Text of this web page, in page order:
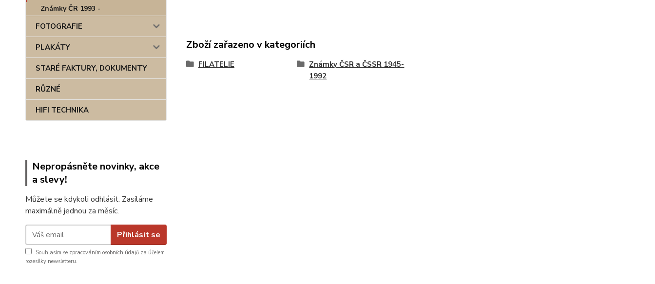
Známky ČR 1993 -
FOTOGRAFIE
PLAKÁTY
STARÉ FAKTURY, DOKUMENTY
RŮZNÉ
HIFI TECHNIKA
Nepropásněte novinky, akce
a slevy!
Můžete se kdykoli odhlásit. Zasíláme
maximálně jednou za měsíc.
Přihlásit se
Souhlasím se zpracováním osobních údajů za účelem
rozesílky newsletteru.
Zboží zařazeno v kategoriích
FILATELIE
Známky ČSR a ČSSR 1945-
1992